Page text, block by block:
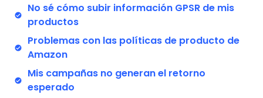
No sé cómo subir información GPSR de mis
productos
Problemas con las políticas de producto de
Amazon
Mis campañas no generan el retorno
esperado